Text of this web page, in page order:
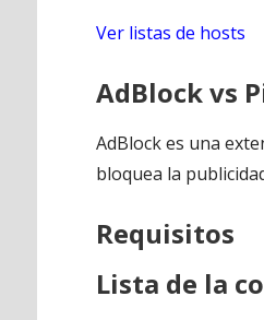
Ver listas de hosts
AdBlock vs
AdBlock es una
bloquea la
Requisitos
Lista de la